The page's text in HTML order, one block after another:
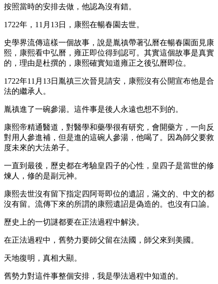
按照當時的安排去做，他認為沒有錯。
1722年，11月13日，康熙在暢春園去世。
史學界流傳這樣一個故事，說是胤禛帶著弘曆在暢春園面見康
熙，康熙看中弘曆，雍正即位得到認可。其實這個故事是真實
的，理由是杜撰的，康熙確實知道雍正之後弘曆即位。
1722年11月13日胤禛三次晉見請安，康熙沒有公開宣布他是合
法的繼承人。
胤禛進了一碗參湯。這件事是後人永遠也想不到的。
康熙帝精通醫道，對醫學和藥學很有研究，會開藥方，一向反
對用人參進補，但是進的這碗人參湯，他喝了。因為師父要救
度未來的大法弟子。
一直到最後，歷史都在考驗皇四子的心性，皇四子是當世的修
煉人，修的是副元神。
康熙去世沒有留下指定四阿哥即位的遺詔，滿文的、中文的都
沒有留。流傳下來的所謂的康熙遺詔是偽造的。也沒有口諭。
歷史上的一切謎都要在正法過程中解決。
在正法過程中，舊勢力要師父留在法國，師父來到美國。
天地復明，真相大顯。
舊勢力對這件事整個安排，我是學法過程中知道的。